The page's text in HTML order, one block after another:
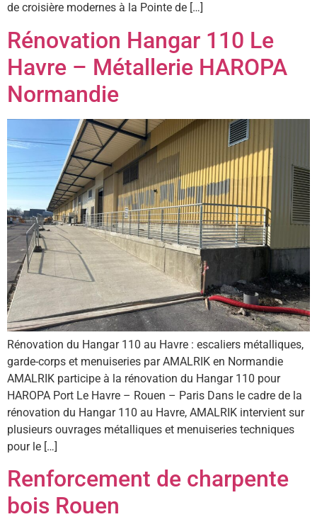
de croisière modernes à la Pointe de […]
Rénovation Hangar 110 Le
Havre – Métallerie HAROPA
Normandie
Rénovation du Hangar 110 au Havre : escaliers métalliques,
garde-corps et menuiseries par AMALRIK en Normandie
AMALRIK participe à la rénovation du Hangar 110 pour
HAROPA Port Le Havre – Rouen – Paris Dans le cadre de la
rénovation du Hangar 110 au Havre, AMALRIK intervient sur
plusieurs ouvrages métalliques et menuiseries techniques
pour le […]
Renforcement de charpente
bois Rouen